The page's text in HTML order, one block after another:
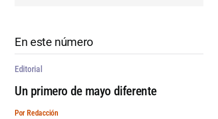
En este número
Editorial
Un primero de mayo diferente
Por Redacción